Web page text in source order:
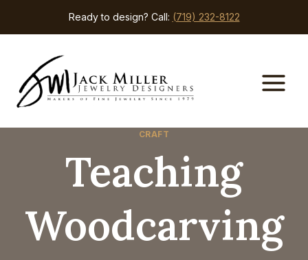
Ready to design? Call: (719) 232-8122
CRAFT
Teaching
Woodcarving